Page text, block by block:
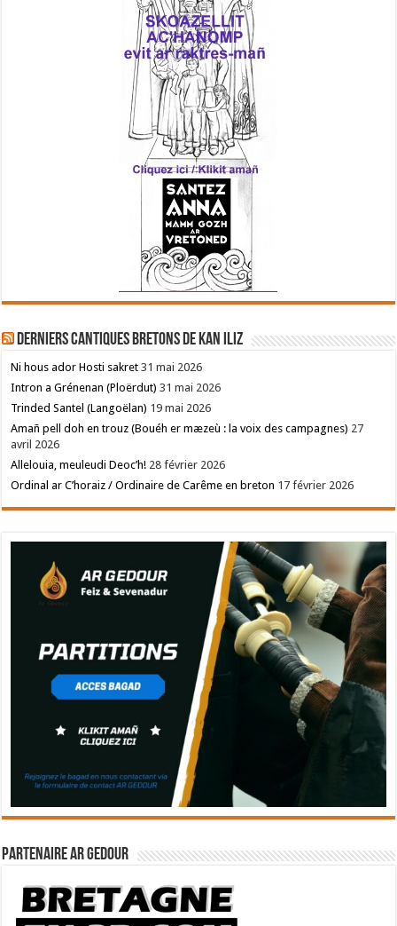
Derniers cantiques bretons de Kan Iliz
Ni hous ador Hosti sakret 31 mai 2026
Intron a Grénenan (Ploërdut) 31 mai 2026
Trinded Santel (Langoëlan) 19 mai 2026
Amañ pell doh en trouz (Bouéh er mæzeù : la voix des campagnes) 27
avril 2026
Allelouia, meuleudi Deoc’h! 28 février 2026
Ordinal ar C’horaiz / Ordinaire de Carême en breton 17 février 2026
Partenaire Ar Gedour